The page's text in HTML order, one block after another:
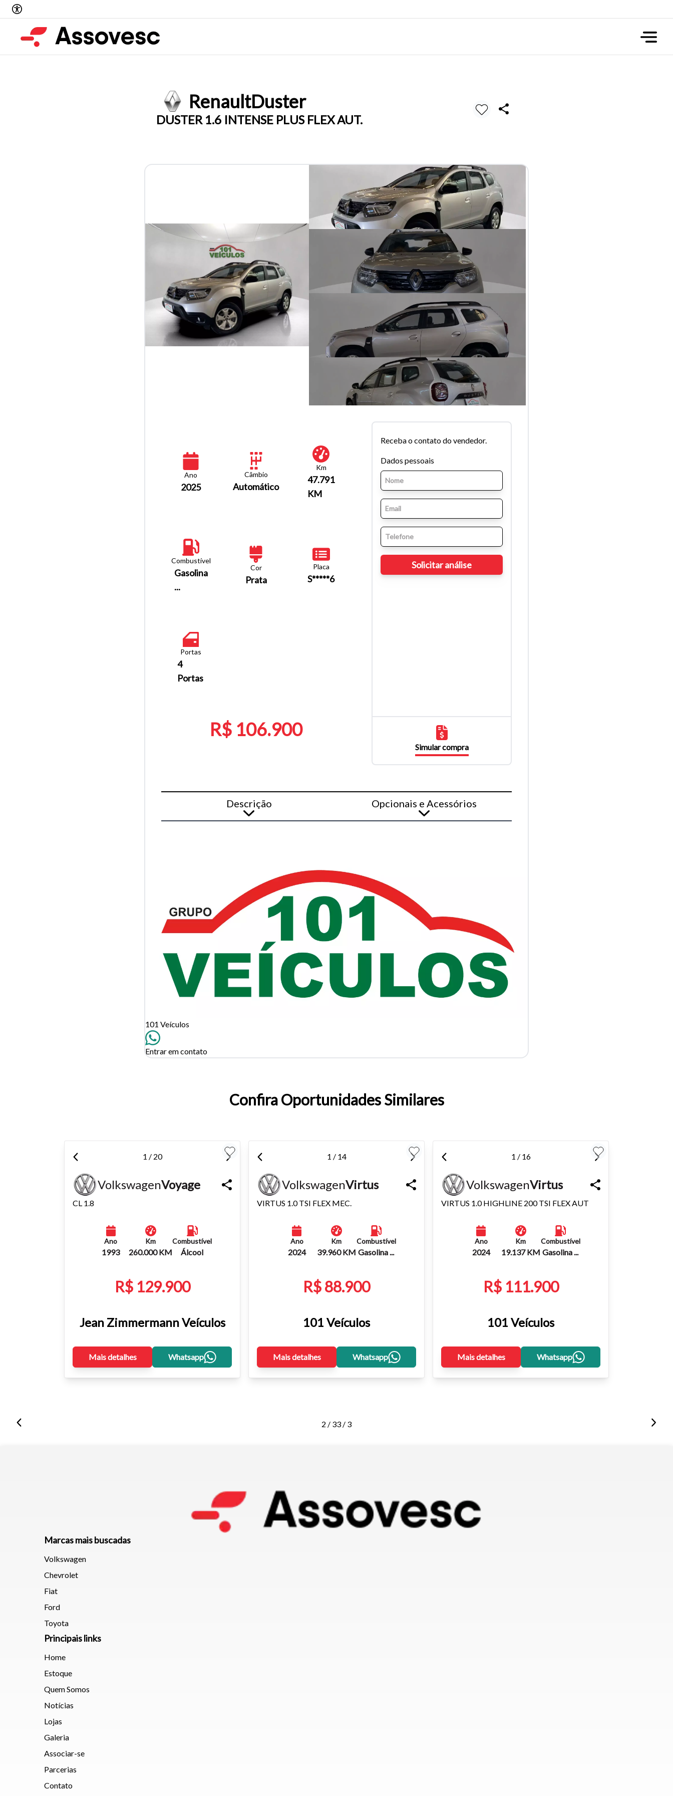
Tamanho do texto
Para aumentar ou diminuir a fonte em nosso site, utilize os atalhos Ctrl+ (para
RenaultDuster
DUSTER 1.6 INTENSE PLUS FLEX AUT.
Ano
2025
Câmbio
Automático
Km
47.791
KM
Combustível
Gasolina
...
Cor
Prata
Placa
S*****6
Portas
4
Portas
R$ 106.900
Receba o contato do vendedor.
Dados pessoais
Simular compra
Descrição Opcionais e Acessórios
101 Veículos
Entrar em contato
Confira Oportunidades Similares
1 / 20
VolkswagenVoyage
CL 1.8
Ano
1993
Km
260.000 KM
Combustível
Álcool
R$ 129.900
Jean Zimmermann Veículos
Mais detalhes Whatsapp
1 / 14
VolkswagenVirtus
VIRTUS 1.0 TSI FLEX MEC.
Ano
2024
Km
39.960 KM
Combustível
Gasolina ...
R$ 88.900
101 Veículos
Mais detalhes Whatsapp
1 / 16
VolkswagenVirtus
VIRTUS 1.0 HIGHLINE 200 TSI FLEX AUT
Ano
2024
Km
19.137 KM
Combustível
Gasolina ...
R$ 111.900
101 Veículos
Mais detalhes Whatsapp
2 / 33 / 3
Marcas mais buscadas
Volkswagen
Chevrolet
Fiat
Ford
Toyota
Principais links
Home
Estoque
Quem Somos
Notícias
Lojas
Galeria
Associar-se
Parcerias
Contato